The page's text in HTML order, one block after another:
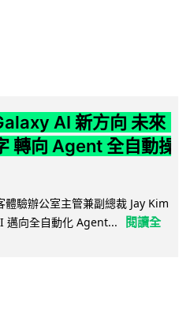
AI 新方向 未來
轉向 Agent 全自動操
驗辦公室主管兼副總裁 Jay Kim
邁向全自動化 Agent...
閱讀全